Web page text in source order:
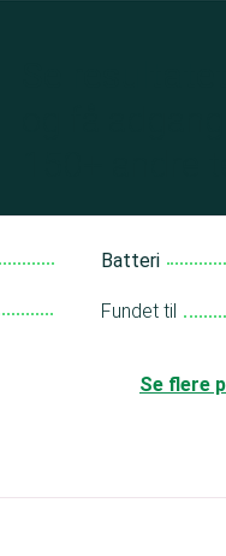
Batteri
Fundet til
Se flere